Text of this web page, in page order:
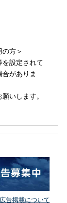
方＞
設定されて
がありま
いします。
広告掲載について